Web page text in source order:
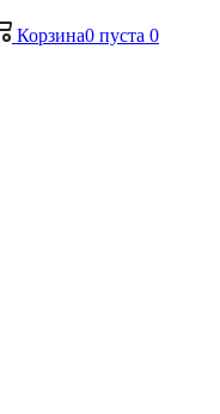
Корзина0 пуста 0